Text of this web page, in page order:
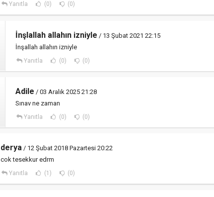
Yanıtla (0) (0)
İnşlallah allahın izniyle / 13 Şubat 2021 22:15
İnşallah allahın izniyle
Yanıtla (0) (0)
Adile / 03 Aralık 2025 21:28
Sınav ne zaman
Yanıtla (0) (0)
derya / 12 Şubat 2018 Pazartesi 20:22
cok tesekkur edrm
Yanıtla (1) (0)